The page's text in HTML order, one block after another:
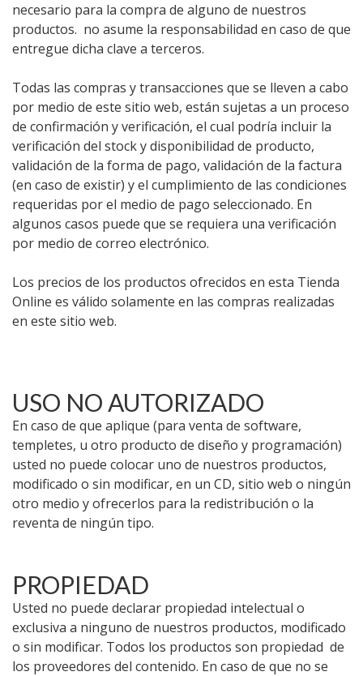
necesario para la compra de alguno de nuestros
productos. no asume la responsabilidad en caso de que
entregue dicha clave a terceros.
Todas las compras y transacciones que se lleven a cabo
por medio de este sitio web, están sujetas a un proceso
de confirmación y verificación, el cual podría incluir la
verificación del stock y disponibilidad de producto,
validación de la forma de pago, validación de la factura
(en caso de existir) y el cumplimiento de las condiciones
requeridas por el medio de pago seleccionado. En
algunos casos puede que se requiera una verificación
por medio de correo electrónico.
Los precios de los productos ofrecidos en esta Tienda
Online es válido solamente en las compras realizadas
en este sitio web.
USO NO AUTORIZADO
En caso de que aplique (para venta de software,
templetes, u otro producto de diseño y programación)
usted no puede colocar uno de nuestros productos,
modificado o sin modificar, en un CD, sitio web o ningún
otro medio y ofrecerlos para la redistribución o la
reventa de ningún tipo.
PROPIEDAD
Usted no puede declarar propiedad intelectual o
exclusiva a ninguno de nuestros productos, modificado
o sin modificar. Todos los productos son propiedad de
los proveedores del contenido. En caso de que no se